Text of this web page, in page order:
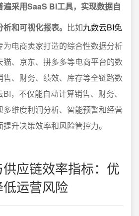
遍采用SaaS BI工具，实现数据自
和可视化报表。 比如九数云BI免
为电商卖家打造的综合性数据分析
、京东、拼多多等电商平台的数
、财务、绩效、库存等全链路数
，不仅能自动计算销售、财务、
多维度利润分析、智能预警和经营
升决策效率和风险管控力。
应链效率指标：优
运营风险